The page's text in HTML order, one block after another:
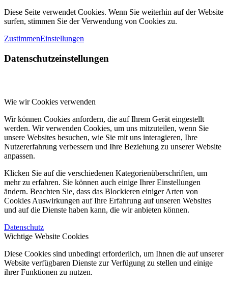
Diese Seite verwendet Cookies. Wenn Sie weiterhin auf der Website
surfen, stimmen Sie der Verwendung von Cookies zu.
ZustimmenEinstellungen
Datenschutzeinstellungen
Wie wir Cookies verwenden
Wir können Cookies anfordern, die auf Ihrem Gerät eingestellt
werden. Wir verwenden Cookies, um uns mitzuteilen, wenn Sie
unsere Websites besuchen, wie Sie mit uns interagieren, Ihre
Nutzererfahrung verbessern und Ihre Beziehung zu unserer Website
anpassen.
Klicken Sie auf die verschiedenen Kategorienüberschriften, um
mehr zu erfahren. Sie können auch einige Ihrer Einstellungen
ändern. Beachten Sie, dass das Blockieren einiger Arten von
Cookies Auswirkungen auf Ihre Erfahrung auf unseren Websites
und auf die Dienste haben kann, die wir anbieten können.
Datenschutz
Wichtige Website Cookies
Diese Cookies sind unbedingt erforderlich, um Ihnen die auf unserer
Website verfügbaren Dienste zur Verfügung zu stellen und einige
ihrer Funktionen zu nutzen.